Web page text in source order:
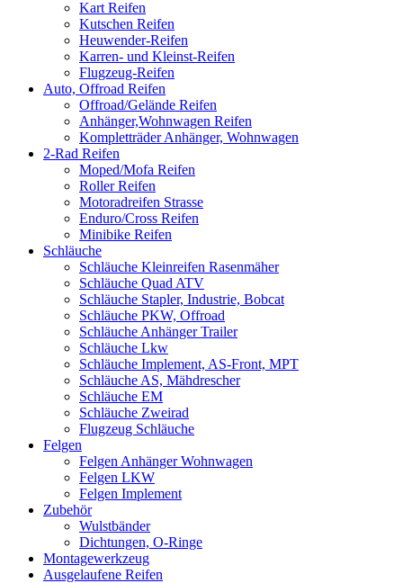
Kart Reifen
Kutschen Reifen
Heuwender-Reifen
Karren- und Kleinst-Reifen
Flugzeug-Reifen
Auto, Offroad Reifen
Offroad/Gelände Reifen
Anhänger,Wohnwagen Reifen
Kompletträder Anhänger, Wohnwagen
2-Rad Reifen
Moped/Mofa Reifen
Roller Reifen
Motoradreifen Strasse
Enduro/Cross Reifen
Minibike Reifen
Schläuche
Schläuche Kleinreifen Rasenmäher
Schläuche Quad ATV
Schläuche Stapler, Industrie, Bobcat
Schläuche PKW, Offroad
Schläuche Anhänger Trailer
Schläuche Lkw
Schläuche Implement, AS-Front, MPT
Schläuche AS, Mähdrescher
Schläuche EM
Schläuche Zweirad
Flugzeug Schläuche
Felgen
Felgen Anhänger Wohnwagen
Felgen LKW
Felgen Implement
Zubehör
Wulstbänder
Dichtungen, O-Ringe
Montagewerkzeug
Ausgelaufene Reifen